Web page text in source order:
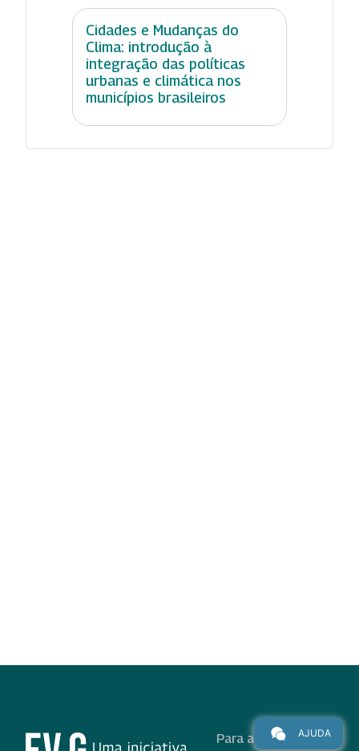
Cidades e Mudanças do
Clima: introdução à
integração das políticas
urbanas e climática nos
municípios brasileiros
Para alunos
AJUDA